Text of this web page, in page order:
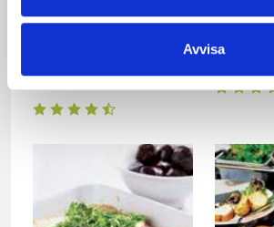
Avvisa
kyckling